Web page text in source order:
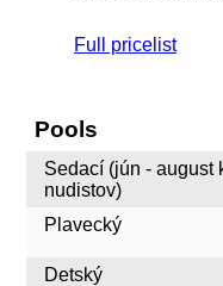
Full pricelist
Pools
Sedací (jún - august
nudistov)
Plavecký
Detský